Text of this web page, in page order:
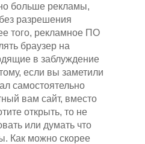
больше рекламы,
разрешения
того, рекламное ПО
браузер на
в заблуждение
если вы заметили
самостоятельно
вам сайт, вместо
открыть, то не
или думать что
Как можно скорее